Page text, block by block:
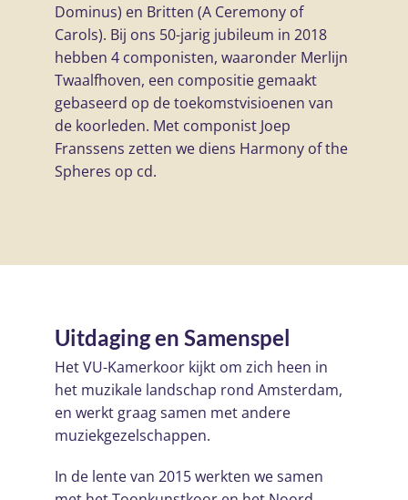
Dominus) en Britten (A Ceremony of
Carols). Bij ons 50-jarig jubileum in 2018
hebben 4 componisten, waaronder Merlijn
Twaalfhoven, een compositie gemaakt
gebaseerd op de toekomstvisioenen van
de koorleden. Met componist Joep
Franssens zetten we diens Harmony of the
Spheres op cd.
Uitdaging en Samenspel
Het VU-Kamerkoor kijkt om zich heen in
het muzikale landschap rond Amsterdam,
en werkt graag samen met andere
muziekgezelschappen.
In de lente van 2015 werkten we samen